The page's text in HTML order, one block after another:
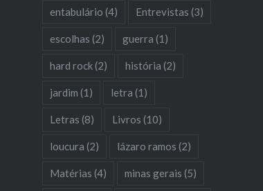
entabulário (4) Entrevistas (3)
escolhas (2) guerra (1)
hard rock(2) história (2)
jardim (1) letra (1)
Letras (8) Livros (10)
loucura (2) lázaro ramos (2)
Matérias (4) minas gerais (5)